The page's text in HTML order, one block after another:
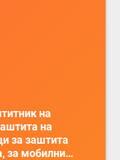
на
на
за заштита
за мобилни